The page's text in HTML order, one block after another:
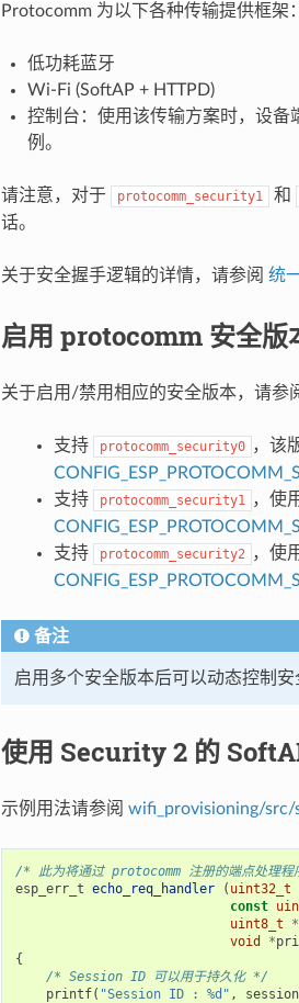
Protocomm 为以下各种传输提供框架：
低功耗蓝牙
Wi-Fi (SoftAP + HTTPD)
控制台：使用该传输方案时，设备
例。
请注意，对于 protocomm_security1 和
话。
关于安全握手逻辑的详情，请参阅 统
启用 protocomm 安全版
关于启用/禁用相应的安全版本，请参
支持 protocomm_security0 ，该
支持
protocomm_security1 ，使
支持
protocomm_security2 ，使
备注
启用多个安全版本后可以动态控制安
使用 Security 2 的
示例用法请参阅 wifi_provisioning/src/
/* 此为将通过 protocomm 注册的端点处理程
esp_err_t echo_req_handler ( uint32_t
const
uint8_t
void
*
{
/* Session ID 可以用于持久化 */
printf( "Session ID : %d" ,